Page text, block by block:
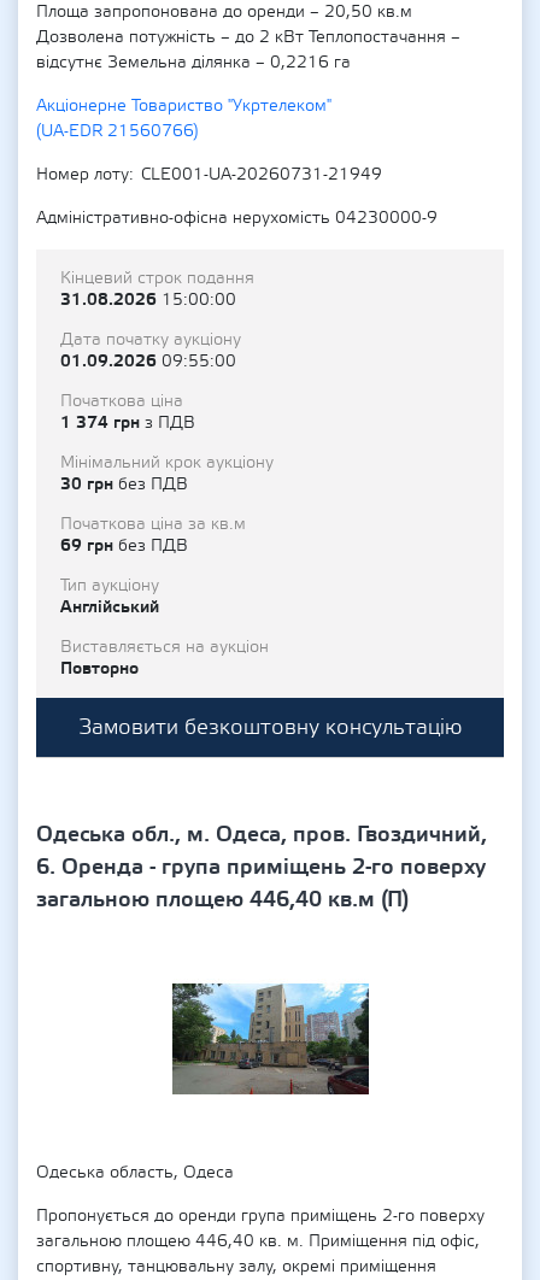
Площа запропонована до оренди – 20,50 кв.м
Дозволена потужність – до 2 кВт Теплопостачання –
відсутнє Земельна ділянка – 0,2216 га
Акціонерне Товариство "Укртелеком"
(UA-EDR 21560766)
Номер лоту
CLE001-UA-20260731-21949
Адміністративно-офісна нерухомість 04230000-9
Кінцевий строк подання
31.08.2026 15:00:00
Дата початку аукціону
01.09.2026 09:55:00
Початкова ціна
1 374 грн з ПДВ
Мінімальний крок аукціону
30 грн без ПДВ
Початкова ціна за кв.м
69 грн без ПДВ
Тип аукціону
Англійський
Виставляється на аукціон
Повторно
Замовити безкоштовну консультацію
Одеська обл., м. Одеса, пров. Гвоздичний,
6. Оренда - група приміщень 2-го поверху
загальною площею 446,40 кв.м (П)
Одеська область, Одеса
Пропонується до оренди група приміщень 2-го поверху
загальною площею 446,40 кв. м. Приміщення під офіс,
спортивну, танцювальну залу, окремі приміщення